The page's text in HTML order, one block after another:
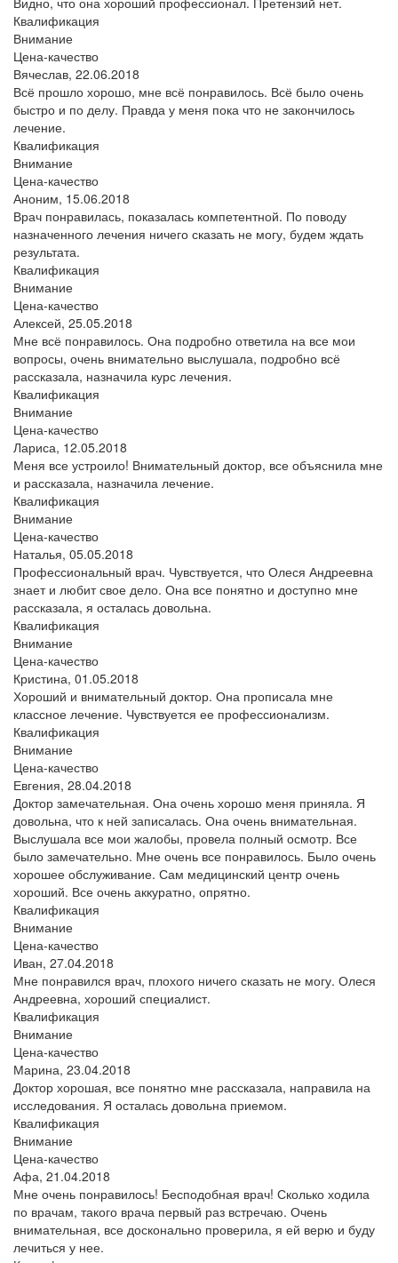
Квалификация
Внимание
Цена-качество
Вячеслав, 22.06.2018
Всё прошло хорошо, мне всё понравилось. Всё было очень
быстро и по делу. Правда у меня пока что не закончилось
лечение.
Квалификация
Внимание
Цена-качество
Аноним, 15.06.2018
Врач понравилась, показалась компетентной. По поводу
назначенного лечения ничего сказать не могу, будем ждать
результата.
Квалификация
Внимание
Цена-качество
Алексей, 25.05.2018
Мне всё понравилось. Она подробно ответила на все мои
вопросы, очень внимательно выслушала, подробно всё
рассказала, назначила курс лечения.
Квалификация
Внимание
Цена-качество
Лариса, 12.05.2018
Меня все устроило! Внимательный доктор, все объяснила мне
и рассказала, назначила лечение.
Квалификация
Внимание
Цена-качество
Наталья, 05.05.2018
Профессиональный врач. Чувствуется, что Олеся Андреевна
знает и любит свое дело. Она все понятно и доступно мне
рассказала, я осталась довольна.
Квалификация
Внимание
Цена-качество
Кристина, 01.05.2018
Хороший и внимательный доктор. Она прописала мне
классное лечение. Чувствуется ее профессионализм.
Квалификация
Внимание
Цена-качество
Евгения, 28.04.2018
Доктор замечательная. Она очень хорошо меня приняла. Я
довольна, что к ней записалась. Она очень внимательная.
Выслушала все мои жалобы, провела полный осмотр. Все
было замечательно. Мне очень все понравилось. Было очень
хорошее обслуживание. Сам медицинский центр очень
хороший. Все очень аккуратно, опрятно.
Квалификация
Внимание
Цена-качество
Иван, 27.04.2018
Мне понравился врач, плохого ничего сказать не могу. Олеся
Андреевна, хороший специалист.
Квалификация
Внимание
Цена-качество
Марина, 23.04.2018
Доктор хорошая, все понятно мне рассказала, направила на
исследования. Я осталась довольна приемом.
Квалификация
Внимание
Цена-качество
Афа, 21.04.2018
Мне очень понравилось! Бесподобная врач! Сколько ходила
по врачам, такого врача первый раз встречаю. Очень
внимательная, все досконально проверила, я ей верю и буду
лечиться у нее.